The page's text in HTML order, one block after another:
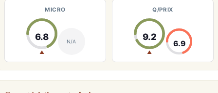
MICRO
6.8
▲
N/A
Q/PRIX
9.2
▲
6.9